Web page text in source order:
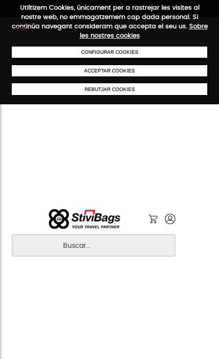
Utiltizem Cookies, únicament per a rastrejar les visites al
nostre web, no emmagatzemem cap dada personal. Si
continúa navegant consideram que accepta el seu us. Sobre
les nostres cookies
CONFIGURAR COOKIES
ACCEPTAR COOKIES
REBUTJAR COOKIES
ENVIAMENTS GRATUÏTS A PARTIR DE 50 €